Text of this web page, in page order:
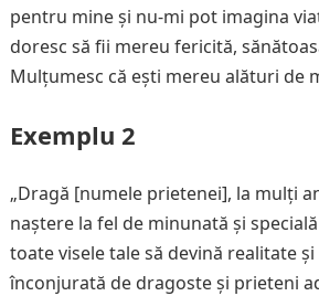
pentru mine și nu-mi pot imagina
doresc să fii mereu fericită,
Mulțumesc că ești mereu alături de
Exemplu 2
„Dragă [numele prietenei], la mulți
naștere la fel de minunată și
toate visele tale să devină realitate
înconjurată de dragoste și prieteni